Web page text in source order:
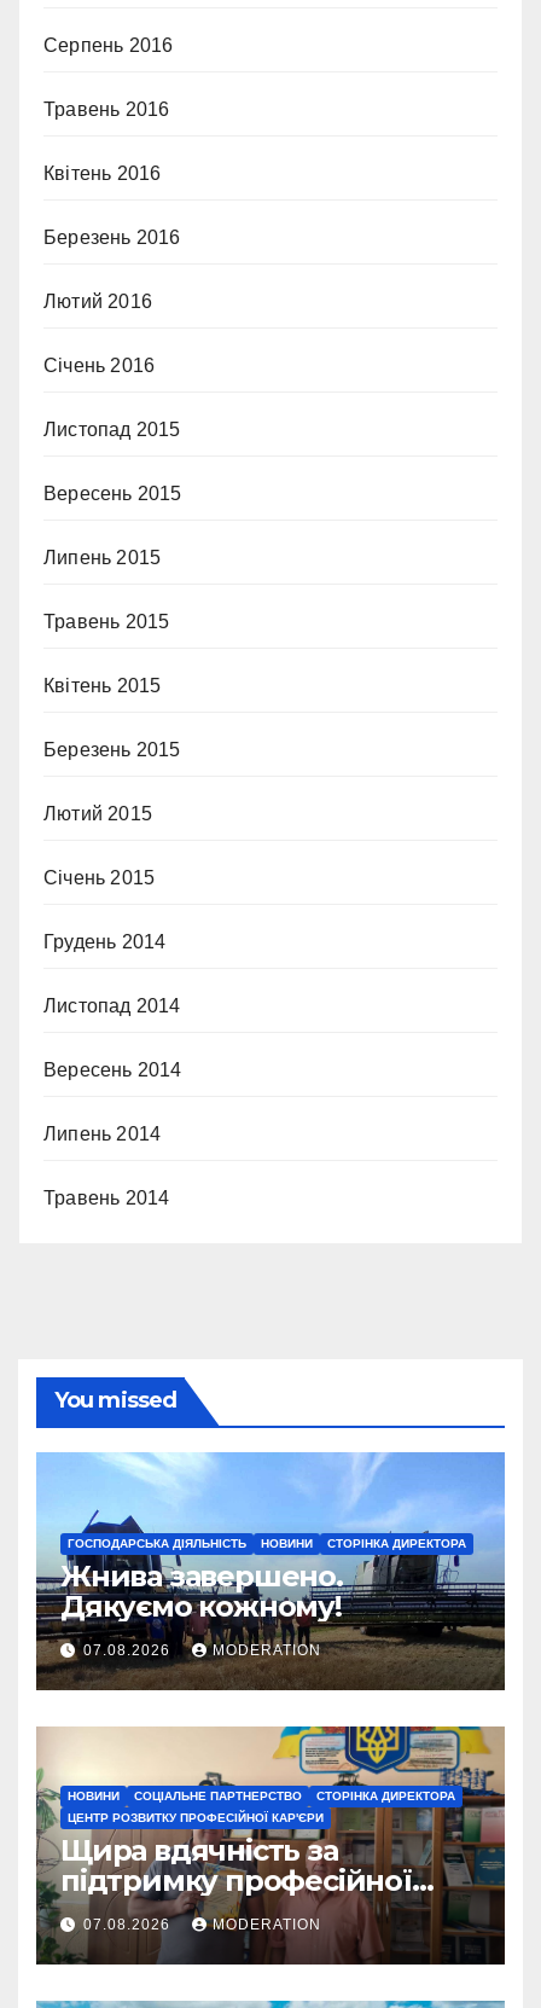
Серпень 2016
Травень 2016
Квітень 2016
Березень 2016
Лютий 2016
Січень 2016
Листопад 2015
Вересень 2015
Липень 2015
Травень 2015
Квітень 2015
Березень 2015
Лютий 2015
Січень 2015
Грудень 2014
Листопад 2014
Вересень 2014
Липень 2014
Травень 2014
You missed
ГОСПОДАРСЬКА ДІЯЛЬНІСТЬ НОВИНИ СТОРІНКА ДИРЕКТОРА
Жнива завершено.
Дякуємо кожному!
07.08.2026 MODERATION
НОВИНИ СОЦІАЛЬНЕ ПАРТНЕРСТВО
СТОРІНКА ДИРЕКТОРА
ЦЕНТР РОЗВИТКУ ПРОФЕСІЙНОЇ КАР'ЄРИ
Щира вдячність за
підтримку професійної
освіти
07.08.2026 MODERATION